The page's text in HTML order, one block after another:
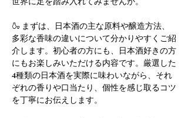
🍶 まずは、日本酒の主な原料や醸造方法、
多彩な香味の違いについて分かりやすくご紹
介します。初心者の方にも、日本酒好きの方
にもお楽しみいただける内容です。厳選した
4種類の日本酒を実際に味わいながら、それ
ぞれの香りや口当たり、個性を感じ取るコツ
を丁寧にお伝えします。